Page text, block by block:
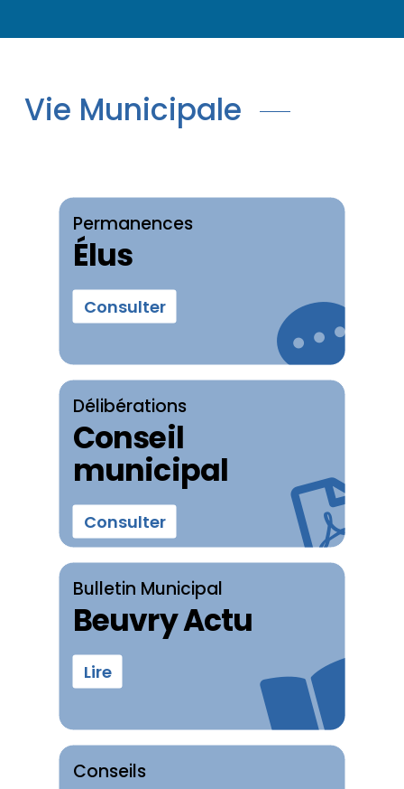
Vie Municipale
Permanences
Élus
Consulter
Délibérations
Conseil
municipal
Consulter
Bulletin Municipal
Beuvry Actu
Lire
Conseils